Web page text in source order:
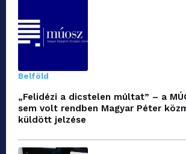
Belföld
„Felidézi a dicstelen múltat” – a
sem volt rendben Magyar Péter
küldött jelzése